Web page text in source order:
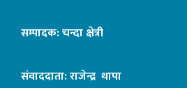
सम्पादक: चन्दा क्षेत्री
संवाददाता: राजेन्द्र थापा